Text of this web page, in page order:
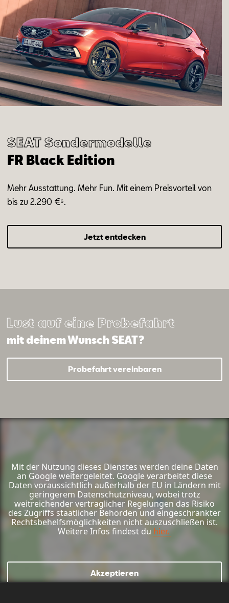
SEAT Sondermodelle
FR Black Edition
Mehr Ausstattung. Mehr Fun. Mit einem Preisvorteil von
bis zu 2.290 €⁶.
Jetzt entdecken
Lust auf eine Probefahrt
mit deinem Wunsch SEAT?
Probefahrt vereinbaren
Mit der Nutzung dieses Dienstes werden deine Daten
an Google weitergeleitet. Google verarbeitet diese
Daten voraussichtlich außerhalb der EU in Ländern mit
geringerem Datenschutzniveau, wobei trotz
weitreichender vertraglicher Regelungen das Risiko
des Zugriffs staatlicher Behörden und eingeschränkter
Rechtsbehelfsmöglichkeiten nicht auszuschließen ist.
Weitere Infos findest du hier.
Akzeptieren